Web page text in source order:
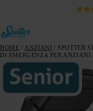
HOME / ANZIANI
/ SPOTTER
DI EMERGENZA PER ANZIANI